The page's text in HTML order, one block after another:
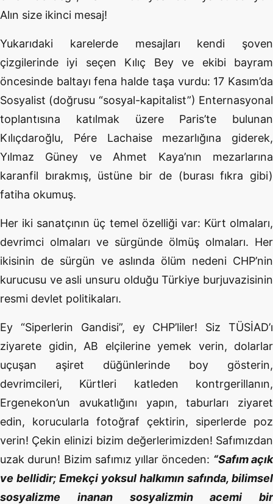
Alın size ikinci mesaj!
Yukarıdaki karelerde mesajları kendi şoven
çizgilerinde iyi seçen Kılıç Bey ve ekibi bayram
öncesinde baltayı fena halde taşa vurdu: 17 Kasım’da
Sosyalist (doğrusu “sosyal-kapitalist”) Enternasyonal
toplantısına katılmak üzere Paris’te bulunan
Kılıçdaroğlu, Pére Lachaise mezarlığına giderek,
Yılmaz Güney ve Ahmet Kaya’nın mezarlarına
karanfil bırakmış, üstüne bir de (burası fıkra gibi)
fatiha okumuş.
Her iki sanatçının üç temel özelliği var: Kürt olmaları,
devrimci olmaları ve sürgünde ölmüş olmaları. Her
ikisinin de sürgün ve aslında ölüm nedeni CHP’nin
kurucusu ve asli unsuru olduğu Türkiye burjuvazisinin
resmi devlet politikaları.
Ey “Siperlerin Gandisi”, ey CHP’liler! Siz TÜSİAD’ı
ziyarete gidin, AB elçilerine yemek verin, dolarlar
uçuşan aşiret düğünlerinde boy gösterin,
devrimcileri, Kürtleri katleden kontrgerillanın,
Ergenekon’un avukatlığını yapın, taburları ziyaret
edin, korucularla fotoğraf çektirin, siperlerde poz
verin! Çekin elinizi bizim değerlerimizden! Safımızdan
uzak durun! Bizim safımız yıllar önceden: “Safım açık
ve bellidir; Emekçi yoksul halkımın safında, bilimsel
sosyalizme inanan sosyalizmin acemi bir